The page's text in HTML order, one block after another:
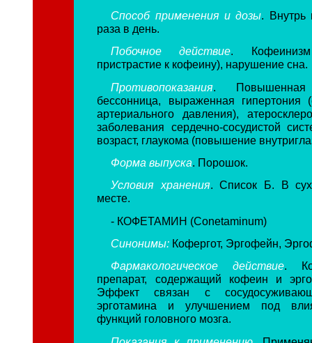
Способ применения и дозы. Внутрь
раза в день.
Побочное действие. Кофеинизм
пристрастие к кофеину), нарушение сна.
Противопоказания . Повышенная
бессонница, выраженная гипертония
артериального давления),
заболевания сердечно-сосудистой
возраст, глаукома (повышение
Форма выпуска. Порошок.
Условия хранения. Список Б. В
месте.
- КОФЕТАМИН (Conetaminum)
Синонимы: Кофергот, Эргофейн,
Фармакологическое действие.
препарат, содержащий кофеин и
Эффект связан с
эрготамина и улучшением под
функций головного мозга.